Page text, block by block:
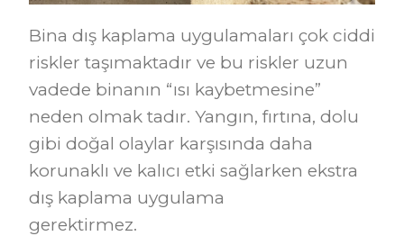
Bina dış kaplama uygulamaları çok ciddi
riskler taşımaktadır ve bu riskler uzun
vadede binanın “ısı kaybetmesine”
neden olmak tadır. Yangın, fırtına, dolu
gibi doğal olaylar karşısında daha
korunaklı ve kalıcı etki sağlarken ekstra
dış kaplama uygulama
gerektirmez.